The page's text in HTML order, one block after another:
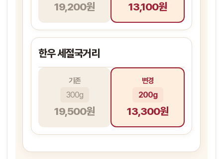
19,200원 13,100원
한우 세절국거리
기존
19,500원
300g
변경
13,300원
200g